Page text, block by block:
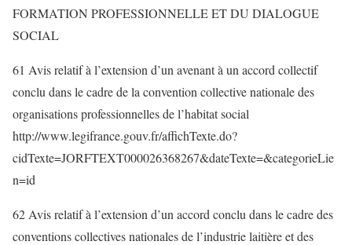
FORMATION PROFESSIONNELLE ET DU DIALOGUE
SOCIAL
61 Avis relatif à l’extension d’un avenant à un accord collectif
conclu dans le cadre de la convention collective nationale des
organisations professionnelles de l’habitat social
http://www.legifrance.gouv.fr/affichTexte.do?
cidTexte=JORFTEXT000026368267&dateTexte=&categorieLie
n=id
62 Avis relatif à l’extension d’un accord conclu dans le cadre des
conventions collectives nationales de l’industrie laitière et des